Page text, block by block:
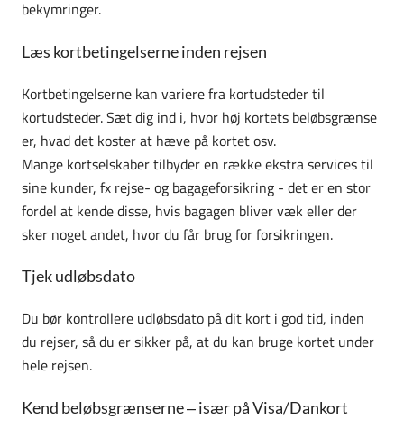
bekymringer.
Læs kortbetingelserne inden rejsen
Kortbetingelserne kan variere fra kortudsteder til
kortudsteder. Sæt dig ind i, hvor høj kortets beløbsgrænse
er, hvad det koster at hæve på kortet osv.
Mange kortselskaber tilbyder en række ekstra services til
sine kunder, fx rejse- og bagageforsikring - det er en stor
fordel at kende disse, hvis bagagen bliver væk eller der
sker noget andet, hvor du får brug for forsikringen.
Tjek udløbsdato
Du bør kontrollere udløbsdato på dit kort i god tid, inden
du rejser, så du er sikker på, at du kan bruge kortet under
hele rejsen.
Kend beløbsgrænserne – især på Visa/Dankort